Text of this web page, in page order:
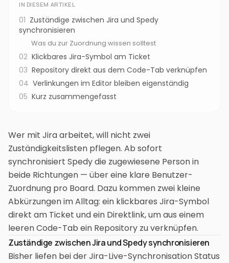
IN DIESEM ARTIKEL
01 Zuständige zwischen Jira und Spedy
synchronisieren
Was du zur Zuordnung wissen solltest
02 Klickbares Jira-Symbol am Ticket
03 Repository direkt aus dem Code-Tab verknüpfen
04 Verlinkungen im Editor bleiben eigenständig
05 Kurz zusammengefasst
Wer mit Jira arbeitet, will nicht zwei
Zuständigkeitslisten pflegen. Ab sofort
synchronisiert Spedy die zugewiesene Person in
beide Richtungen — über eine klare Benutzer-
Zuordnung pro Board. Dazu kommen zwei kleine
Abkürzungen im Alltag: ein klickbares Jira-Symbol
direkt am Ticket und ein Direktlink, um aus einem
leeren Code-Tab ein Repository zu verknüpfen.
Zuständige zwischen Jira und Spedy synchronisieren
Bisher liefen bei der Jira-Live-Synchronisation Status